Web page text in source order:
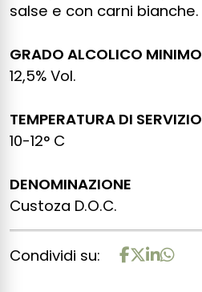
salse e con carni bianche.
GRADO ALCOLICO MINIMO
12,5% Vol.
TEMPERATURA DI SERVIZIO
10-12° C
DENOMINAZIONE
Custoza D.O.C.
Condividi su: